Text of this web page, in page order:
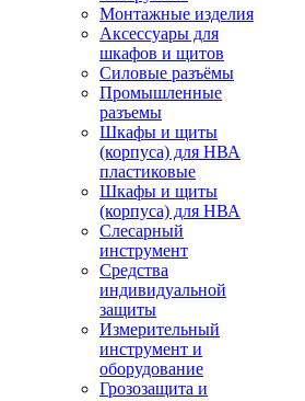
Монтажные изделия
Аксессуары для
шкафов и щитов
Силовые разъёмы
Промышленные
разъемы
Шкафы и щиты
(корпуса) для НВА
пластиковые
Шкафы и щиты
(корпуса) для НВА
Слесарный
инструмент
Средства
индивидуальной
защиты
Измерительный
инструмент и
оборудование
Грозозащита и